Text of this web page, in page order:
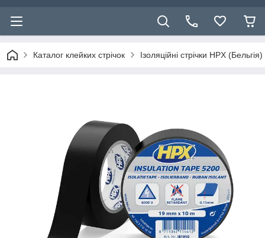
Каталог клейких стрічок Ізоляційні стрічки HPX (Бельгія)